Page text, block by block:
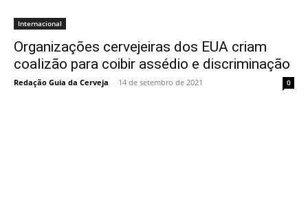
Internacional
Organizações cervejeiras dos EUA criam
coalizão para coibir assédio e discriminação
Redação Guia da Cerveja - 14 de setembro de 2021 0